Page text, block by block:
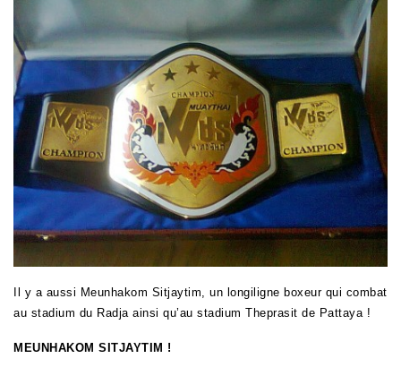
Il y a aussi Meunhakom Sitjaytim, un longiligne boxeur qui combat
au stadium du Radja ainsi qu’au stadium Theprasit de Pattaya !
MEUNHAKOM SITJAYTIM !